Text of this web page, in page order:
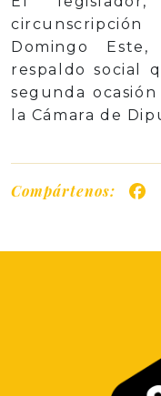
Domingo
respaldo social
segunda
la Cámara de
Compártenos: